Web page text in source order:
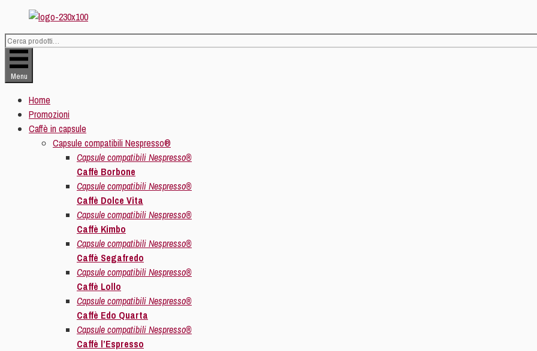
al
contenuto
Cerca:
Menu
Home
Promozioni
Caffè in capsule
Capsule compatibili Nespresso®
Capsule compatibili Nespresso®
Caffè Borbone
Capsule compatibili Nespresso®
Caffè Dolce Vita
Capsule compatibili Nespresso®
Caffè Kimbo
Capsule compatibili Nespresso®
Caffè Segafredo
Capsule compatibili Nespresso®
Caffè Lollo
Capsule compatibili Nespresso®
Caffè Edo Quarta
Capsule compatibili Nespresso®
Caffè l’Espresso